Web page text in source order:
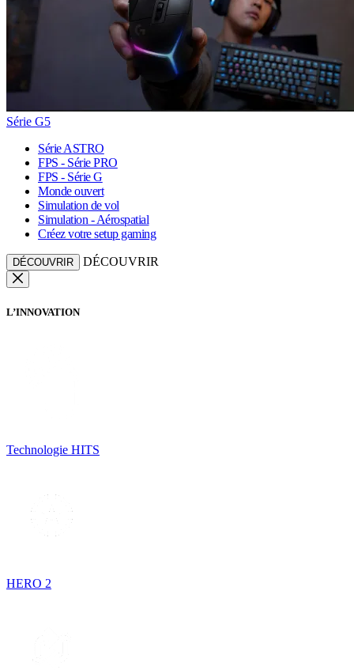
Série G5
Série ASTRO
FPS - Série PRO
FPS - Série G
Monde ouvert
Simulation de vol
Simulation - Aérospatial
Créez votre setup gaming
DÉCOUVRIR DÉCOUVRIR
L’INNOVATION
Technologie HITS
HERO 2